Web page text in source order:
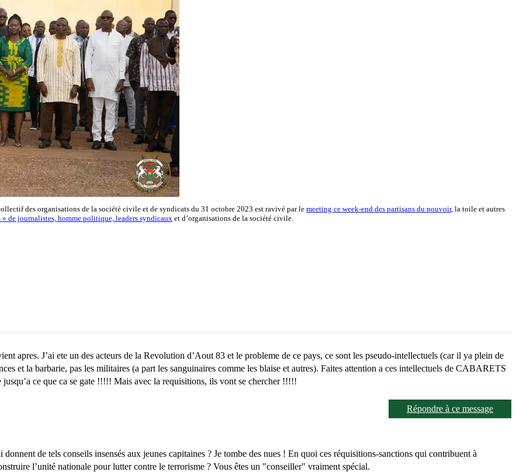
des organisations de la société civile et de syndicats du 31 octobre 2023 est ravivé par le meeting ce week-end des partisans du pouvoir, la toile et autres
de journalistes, homme politique, leaders syndicaux et d’organisations de la société civile.
apres. J’ai ete un des acteurs de la Revolution d’Aout 83 et le probleme de ce pays, ce sont les pseudo-intellectuels (car il ya plein de
et la barbarie, pas les militaires (a part les sanguinaires comme les blaise et autres). Faites attention a ces intellectuels de CABARETS
ce que ca se gate !!!!! Mais avec la requisitions, ils vont se chercher !!!!!
Répondre à ce message
de tels conseils insensés aux jeunes capitaines ? Je tombe des nues ! En quoi ces réquisitions-sanctions qui contribuent à
l’unité nationale pour lutter contre le terrorisme ? Vous êtes un "conseiller" vraiment spécial.